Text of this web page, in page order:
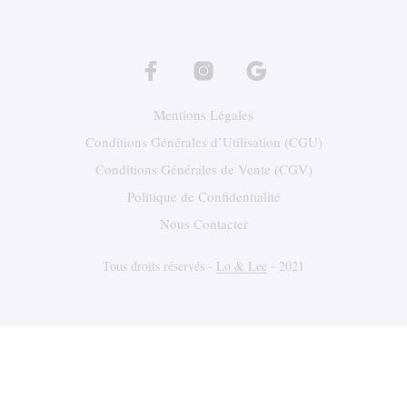
Mentions Légales
Conditions Générales d’Utilisation (CGU)
Conditions Générales de Vente (CGV)
Politique de Confidentialité
Nous Contacter
Tous droits réservés - Lo & Lee - 2021